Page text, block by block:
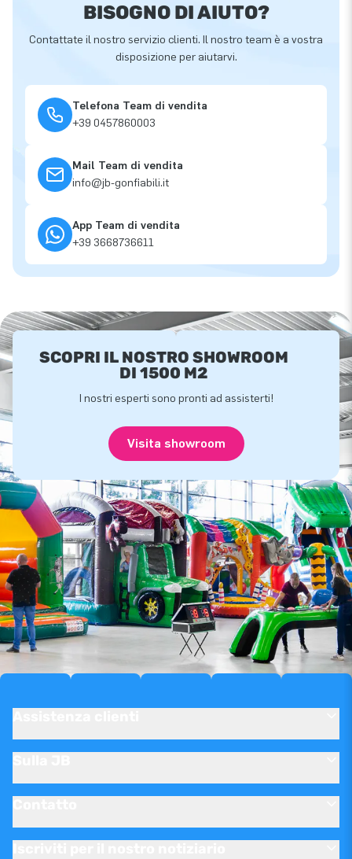
BISOGNO DI AIUTO?
Contattate il nostro servizio clienti. Il nostro team è a vostra
disposizione per aiutarvi.
Telefona Team di vendita
+39 0457860003
Mail Team di vendita
info@jb-gonfiabili.it
App Team di vendita
+39 3668736611
SCOPRI IL NOSTRO SHOWROOM
DI 1500 M2
I nostri esperti sono pronti ad assisterti!
Visita showroom